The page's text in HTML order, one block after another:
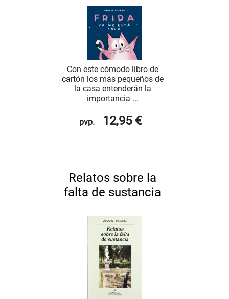
Con este cómodo libro de
cartón los más pequeños de
la casa entenderán la
importancia ...
pvp. 12,95 €
Relatos sobre la
falta de sustancia